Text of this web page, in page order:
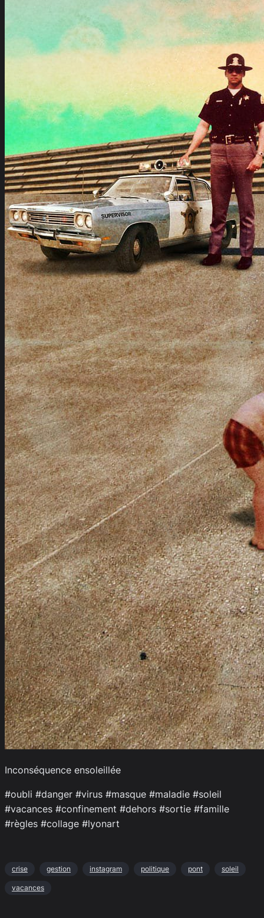
Inconséquence ensoleillée
#oubli #danger #virus #masque #maladie #soleil
#vacances #confinement #dehors #sortie #famille
#règles #collage #lyonart
crise gestion instagram politique pont soleil
vacances